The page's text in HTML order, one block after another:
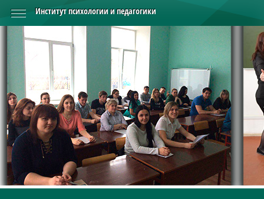
Институт психологии и педагогики